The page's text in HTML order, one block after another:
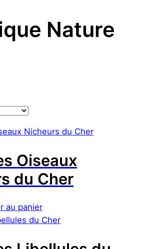
Nature
Oiseaux
du Cher
au panier